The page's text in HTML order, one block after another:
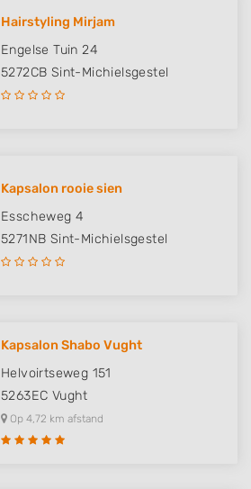
Hairstyling Mirjam
Engelse Tuin 24
5272CB Sint-Michielsgestel
Kapsalon rooie sien
Esscheweg 4
5271NB Sint-Michielsgestel
Kapsalon Shabo Vught
Helvoirtseweg 151
5263EC Vught
Op 4,72 km afstand